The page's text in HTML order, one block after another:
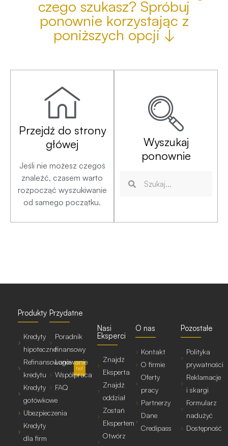
dotyczących rodzaju oprocentowania czy rynku
nieruchomości...
05/02/2025
Deweloperzy kuszą w Black Friday
Black Friday, święto wielkich okazji zakupowych, od lat
kojarzy się głównie z promocjami na elektronikę, odzież
czy kosmetyki. W ostatnich latach zauważalny jest jednak
nowy trend – rabaty oferowane przez...
28/11/2024 | przejdź → |